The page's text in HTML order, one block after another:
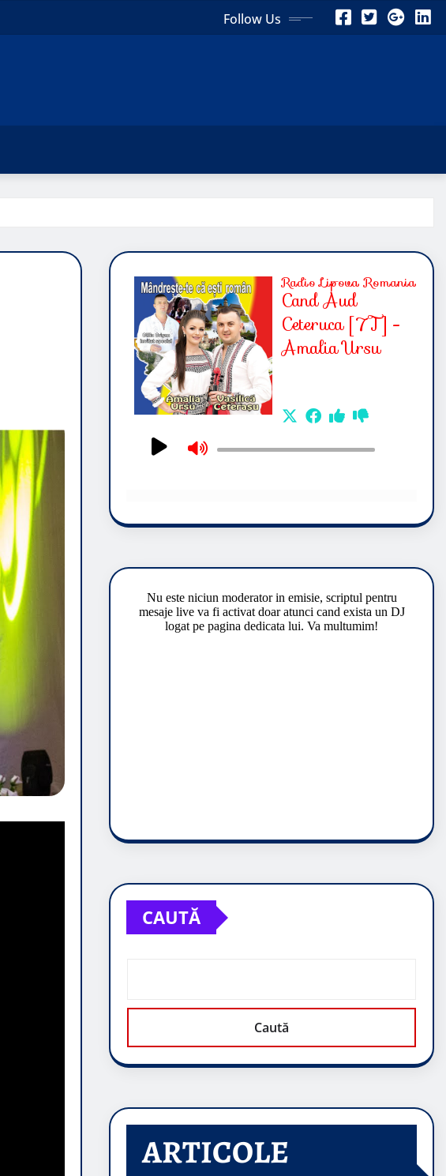
Follow Us
CAUTĂ
Caută
ARTICOLE